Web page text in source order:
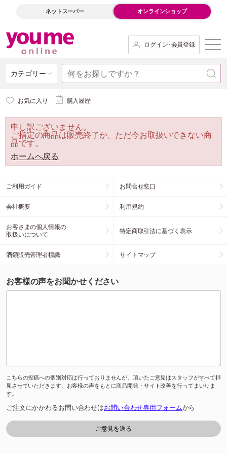
ネットスーパー オンラインショップ
ログイン･会員登録
カテゴリー
お気に入り 購入履歴
申し訳ございません。
ご指定の商品は販売終了か、ただ今お取扱いできない商
品です。
ホームへ戻る
ご利用ガイド お問合せ窓口
会社概要 利用規約
お客さまの個人情報の
取扱いについて
特定商取引法に基づく表示
酒類販売管理者標識 サイトマップ
お客様の声をお聞かせください
こちらの投稿への個別対応は行っておりませんが、頂いたご意見はスタッフがすべて拝
見させていただきます。お客様の声をもとに商品開発・サイト改善を行ってまいりま
す。
ご注文にかかわるお問い合わせはお問い合わせ専用フォームから